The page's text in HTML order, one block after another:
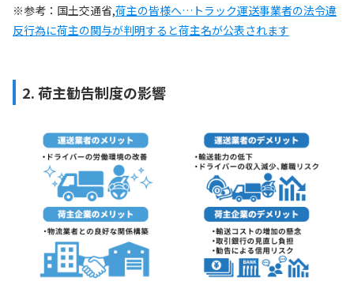
※参考：国土交通省,荷主の皆様へ…トラック運送事業者の法令違
反行為に荷主の関与が判明すると荷主名が公表されます
2. 荷主勧告制度の影響